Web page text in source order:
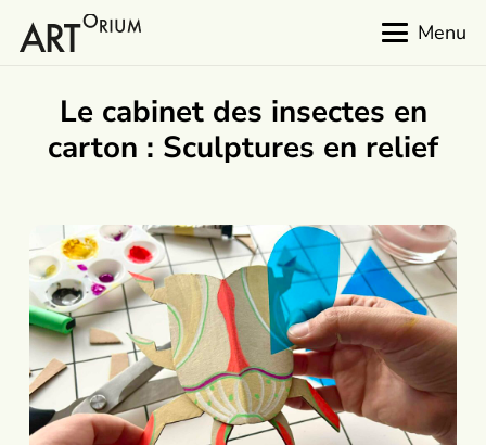
Menu
Le cabinet des insectes en
carton : Sculptures en relief